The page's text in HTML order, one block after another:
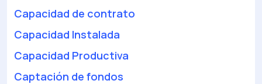
Capacidad de contrato
Capacidad Instalada
Capacidad Productiva
Captación de fondos